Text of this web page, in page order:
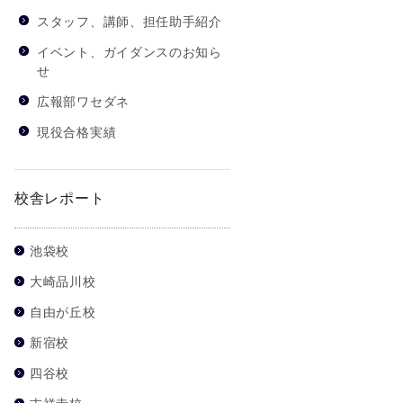
スタッフ、講師、担任助手紹介
イベント、ガイダンスのお知ら
せ
広報部ワセダネ
現役合格実績
校舎レポート
池袋校
大崎品川校
自由が丘校
新宿校
四谷校